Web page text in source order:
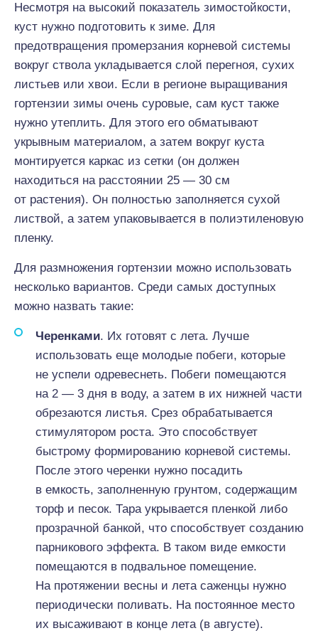
Несмотря на высокий показатель зимостойкости,
куст нужно подготовить к зиме. Для
предотвращения промерзания корневой системы
вокруг ствола укладывается слой перегноя, сухих
листьев или хвои. Если в регионе выращивания
гортензии зимы очень суровые, сам куст также
нужно утеплить. Для этого его обматывают
укрывным материалом, а затем вокруг куста
монтируется каркас из сетки (он должен
находиться на расстоянии 25 — 30 см
от растения). Он полностью заполняется сухой
листвой, а затем упаковывается в полиэтиленовую
пленку.
Для размножения гортензии можно использовать
несколько вариантов. Среди самых доступных
можно назвать такие:
Черенками. Их готовят с лета. Лучше
использовать еще молодые побеги, которые
не успели одревеснеть. Побеги помещаются
на 2 — 3 дня в воду, а затем в их нижней части
обрезаются листья. Срез обрабатывается
стимулятором роста. Это способствует
быстрому формированию корневой системы.
После этого черенки нужно посадить
в емкость, заполненную грунтом, содержащим
торф и песок. Тара укрывается пленкой либо
прозрачной банкой, что способствует созданию
парникового эффекта. В таком виде емкости
помещаются в подвальное помещение.
На протяжении весны и лета саженцы нужно
периодически поливать. На постоянное место
их высаживают в конце лета (в августе).